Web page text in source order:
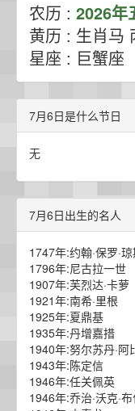
农历 : 2026年
黄历 : 生肖马
星座 : 巨蟹座
7月6日是什么节日
无
7月6日出生的名人
1747年:约翰·保罗·
1796年:尼古拉一世
1907年:芙烈达·卡萝
1921年:南希·里根
1925年:夏鼎基
1935年:丹增嘉措
1940年:努尔苏丹·阿
1943年:陈定信
1946年:任关佩英
1946年:乔治·沃克·